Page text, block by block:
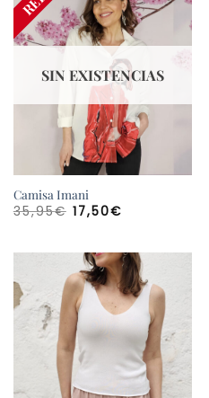
SIN EXISTENCIAS
Camisa Imani
35,95€ El
precio
35,95€.
17,50€El
17,50€.